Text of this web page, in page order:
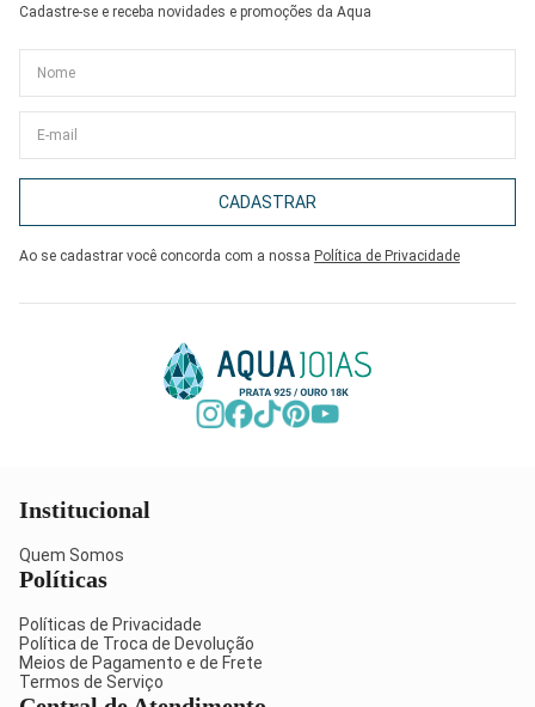
Cadastre-se e receba novidades e promoções da Aqua
CADASTRAR
Ao se cadastrar você concorda com a nossa Política de Privacidade
Institucional
Quem Somos
Políticas
Políticas de Privacidade
Política de Troca de Devolução
Meios de Pagamento e de Frete
Termos de Serviço